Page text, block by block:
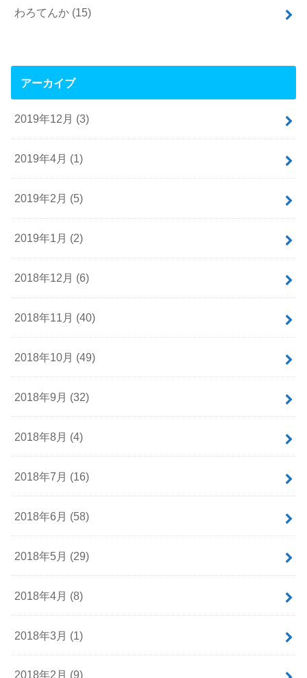
わろてんか (15)
アーカイブ
2019年12月 (3)
2019年4月 (1)
2019年2月 (5)
2019年1月 (2)
2018年12月 (6)
2018年11月 (40)
2018年10月 (49)
2018年9月 (32)
2018年8月 (4)
2018年7月 (16)
2018年6月 (58)
2018年5月 (29)
2018年4月 (8)
2018年3月 (1)
2018年2月 (9)